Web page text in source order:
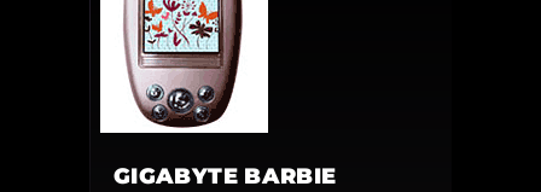
GIGABYTE BARBIE